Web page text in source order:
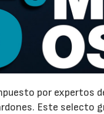
por expertos
Este selecto
30/07/2026